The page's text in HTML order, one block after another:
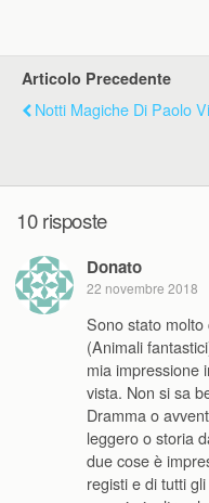
Articolo Precedente
Notti Magiche Di Paolo
10 risposte
Donato
22 novembre 2018
Sono stato
(Animali
mia impressione
vista. Non si sa
Dramma o
leggero o storia
due cose è
registi e di tutti